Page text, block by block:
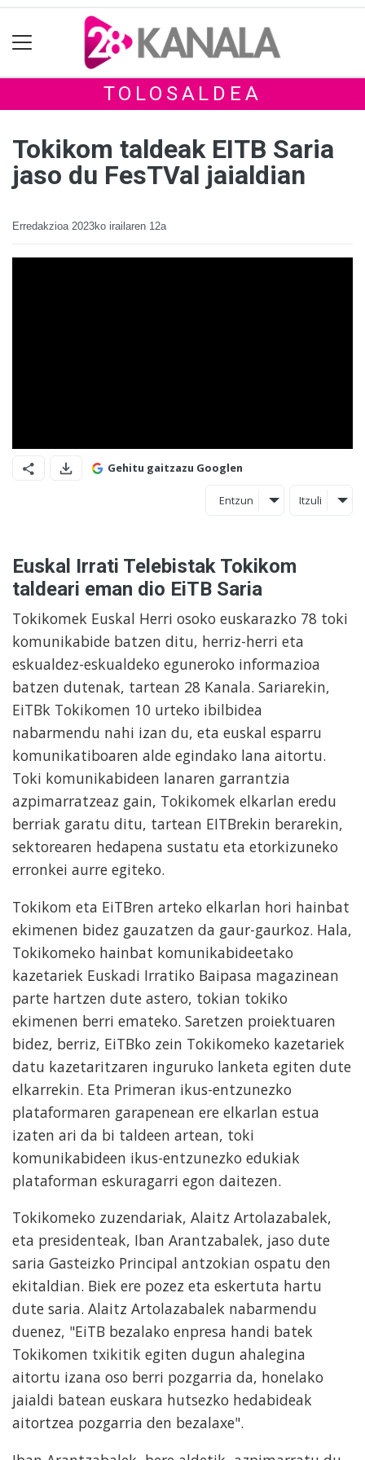
TOLOSALDEA
Tokikom taldeak EITB Saria
jaso du FesTVal jaialdian
Erredakzioa 2023ko irailaren 12a
Gehitu gaitzazu Googlen
Entzun Itzuli
Euskal Irrati Telebistak Tokikom
taldeari eman dio EiTB Saria
Tokikomek Euskal Herri osoko euskarazko 78 toki
komunikabide batzen ditu, herriz-herri eta
eskualdez-eskualdeko eguneroko informazioa
batzen dutenak, tartean 28 Kanala. Sariarekin,
EiTBk Tokikomen 10 urteko ibilbidea
nabarmendu nahi izan du, eta euskal esparru
komunikatiboaren alde egindako lana aitortu.
Toki komunikabideen lanaren garrantzia
azpimarratzeaz gain, Tokikomek elkarlan eredu
berriak garatu ditu, tartean EITBrekin berarekin,
sektorearen hedapena sustatu eta etorkizuneko
erronkei aurre egiteko.
Tokikom eta EiTBren arteko elkarlan hori hainbat
ekimenen bidez gauzatzen da gaur-gaurkoz. Hala,
Tokikomeko hainbat komunikabideetako
kazetariek Euskadi Irratiko Baipasa magazinean
parte hartzen dute astero, tokian tokiko
ekimenen berri emateko. Saretzen proiektuaren
bidez, berriz, EiTBko zein Tokikomeko kazetariek
datu kazetaritzaren inguruko lanketa egiten dute
elkarrekin. Eta Primeran ikus-entzunezko
plataformaren garapenean ere elkarlan estua
izaten ari da bi taldeen artean, toki
komunikabideen ikus-entzunezko edukiak
plataforman eskuragarri egon daitezen.
Tokikomeko zuzendariak, Alaitz Artolazabalek,
eta presidenteak, Iban Arantzabalek, jaso dute
saria Gasteizko Principal antzokian ospatu den
ekitaldian. Biek ere pozez eta eskertuta hartu
dute saria. Alaitz Artolazabalek nabarmendu
duenez, "EiTB bezalako enpresa handi batek
Tokikomen txikitik egiten dugun ahalegina
aitortu izana oso berri pozgarria da, honelako
jaialdi batean euskara hutsezko hedabideak
aitortzea pozgarria den bezalaxe".